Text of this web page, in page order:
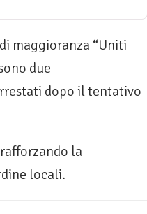
maggioranza “Uniti
due
dopo il tentativo
la
locali.